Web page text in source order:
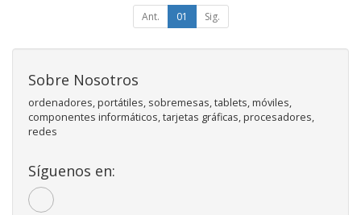
Ant. 01 Sig.
Sobre Nosotros
ordenadores, portátiles, sobremesas, tablets, móviles,
componentes informáticos, tarjetas gráficas, procesadores,
redes
Síguenos en: